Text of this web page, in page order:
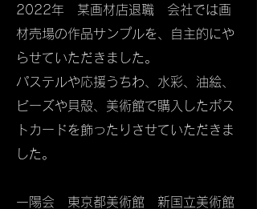
2022年 某画材店退職 会社では画
材売場の作品サンプルを、自主的にや
らせていただきました。
パステルや応援うちわ、水彩、油絵、
ビーズや貝殻、美術館で購入したポス
トカードを飾ったりさせていただきま
した。
一陽会 東京都美術館 新国立美術館